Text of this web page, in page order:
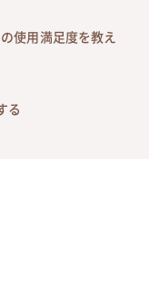
使用満足度を教え
る